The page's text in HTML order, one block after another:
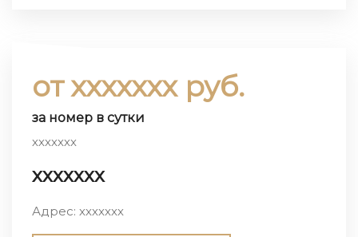
от ххххххх руб.
за номер в сутки
ххххххх
ххххххх
Адрес: ххххххх